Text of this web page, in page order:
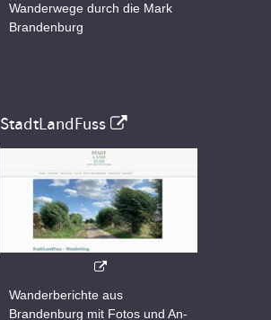
Wanderwege durch die Mark
Brandenburg
StadtLandFuss
Wanderberichte aus
Brandenburg mit Fotos und An-